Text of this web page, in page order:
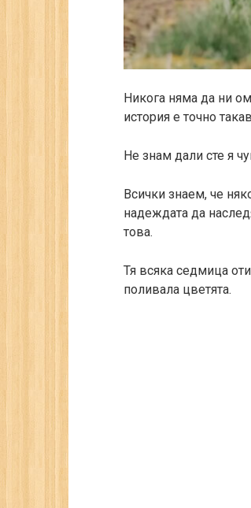
Никога няма да ни
история е точно
Не знам дали сте я
Всички знаем, че
надеждата да
това.
Тя всяка седмица
поливала цветята.